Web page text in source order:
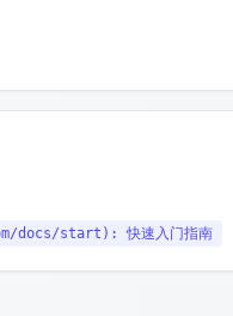
docs/start): 快速入门指南